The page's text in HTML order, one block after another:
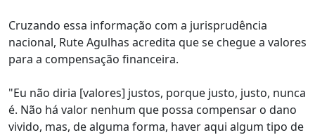
Cruzando essa informação com a jurisprudência
nacional, Rute Agulhas acredita que se chegue a valores
para a compensação financeira.
"Eu não diria [valores] justos, porque justo, justo, nunca
é. Não há valor nenhum que possa compensar o dano
vivido, mas, de alguma forma, haver aqui algum tipo de